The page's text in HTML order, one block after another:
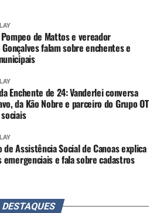
de Mattos e vereador
falam sobre enchentes e
Enchente de 24: Vanderlei conversa
da Kão Nobre e parceiro do Grupo OT
Assistência Social de Canoas explica
emergenciais e fala sobre cadastros
DESTAQUES